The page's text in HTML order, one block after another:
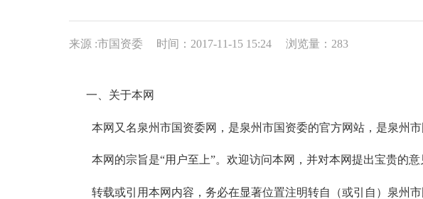
来源 :市国资委 时间：2017-11-15 15:24 浏览量： 283
一、关于本网
本网又名泉州市国资委网，是泉州市国资委的官方网站，是泉州市
本网的宗旨是“用户至上”。欢迎访问本网，并对本网提出宝贵的意
转载或引用本网内容，务必在显著位置注明转自（或引自）泉州市